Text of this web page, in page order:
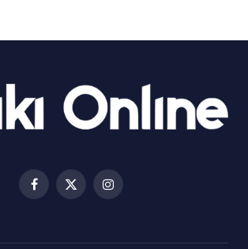
ΔΗΜΟΣ ΜΑΝΔΡΑΣ ΕΙΔΥΛΛΙΑΣ:
23.07.2026 | 14:58
Πολυχώρο ΙΡΙΣ
21.07.2026 | 14:01
Facebook
X
Instagram